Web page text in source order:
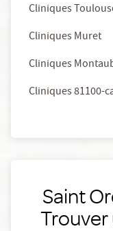
Cliniques
Cliniques Muret
Cliniques
Cliniques 81100-
Saint